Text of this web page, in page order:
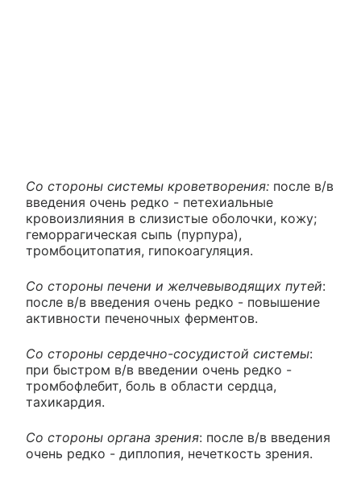
Со стороны системы кроветворения: после в/в
введения очень редко - петехиальные
кровоизлияния в слизистые оболочки, кожу;
геморрагическая сыпь (пурпура),
тромбоцитопатия, гипокоагуляция.
Со стороны печени и желчевыводящих путей:
после в/в введения очень редко - повышение
активности печеночных ферментов.
Со стороны сердечно-сосудистой системы:
при быстром в/в введении очень редко -
тромбофлебит, боль в области сердца,
тахикардия.
Со стороны органа зрения: после в/в введения
очень редко - диплопия, нечеткость зрения.